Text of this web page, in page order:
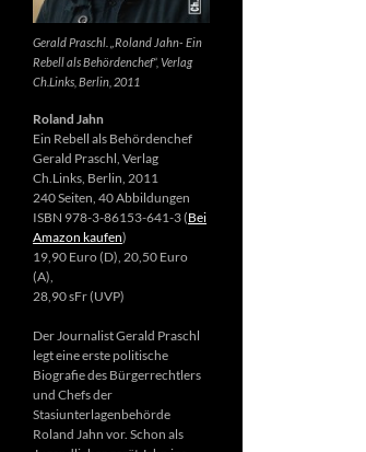
Gerald Praschl. „Roland Jahn- Ein
Rebell als Behördenchef“, Verlag
Ch.Links, Berlin, 2011
Roland Jahn
Ein Rebell als Behördenchef
Gerald Praschl, Verlag
Ch.Links, Berlin, 2011
240 Seiten, 40 Abbildungen
ISBN 978-3-86153-641-3 (Bei
Amazon kaufen)
19,90 Euro (D), 20,50 Euro
(A),
28,90 sFr (UVP)
Der Journalist Gerald Praschl
legt eine erste politische
Biografie des Bürgerrechtlers
und Chefs der
Stasiunterlagenbehörde
Roland Jahn vor. Schon als